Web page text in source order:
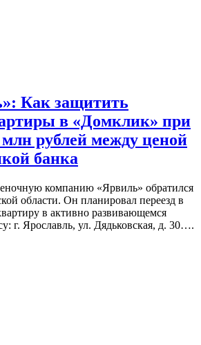
Как защитить
в «Домклик» при
рублей между ценой
банка
компанию «Ярвиль» обратился
области. Он планировал переезд в
в активно развивающемся
г. Ярославль, ул. Дядьковская, д. 30….